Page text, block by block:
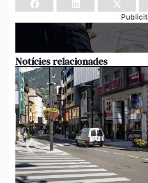
Notícies relacionades